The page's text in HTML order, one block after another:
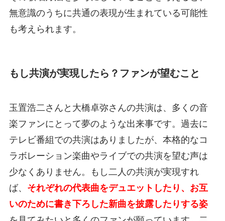
無意識のうちに共通の表現が生まれている可能性
も考えられます。
もし共演が実現したら？ファンが望むこと
玉置浩二さんと大橋卓弥さんの共演は、多くの音
楽ファンにとって夢のような出来事です。過去に
テレビ番組での共演はありましたが、本格的なコ
ラボレーション楽曲やライブでの共演を望む声は
少なくありません。もし二人の共演が実現すれ
ば、 それぞれの代表曲をデュエットしたり、お互
いのために書き下ろした新曲を披露したりする姿